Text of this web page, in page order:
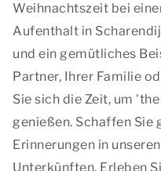
Weihnachtszeit bei
Aufenthalt in
und ein gemütliches
Partner, Ihrer Familie
Sie sich die Zeit, um '
genießen. Schaffen Sie
Erinnerungen in
Unterkünften. Erleben